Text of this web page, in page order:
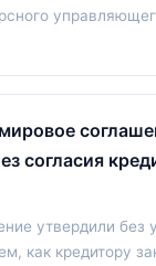
согласия
утвердили без
как кредитору